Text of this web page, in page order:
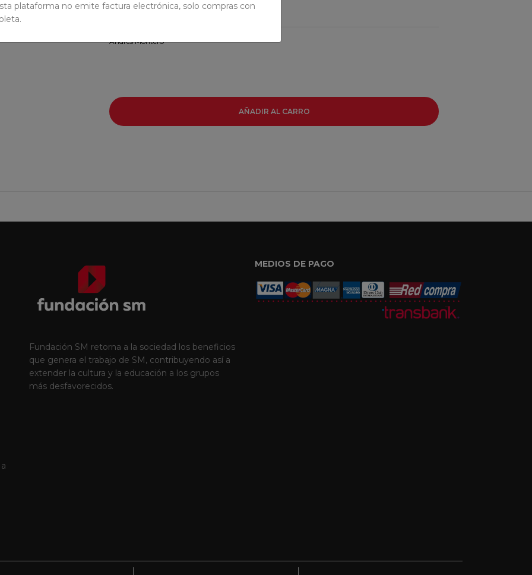
AUTORES
Andres Montero
AÑADIR AL CARRO
Fundación SM retorna a la sociedad los beneficios
que genera el trabajo de SM, contribuyendo así a
extender la cultura y la educación a los grupos
más desfavorecidos.
MEDIOS DE PAGO
plataforma no emite factura electrónica, solo compras con